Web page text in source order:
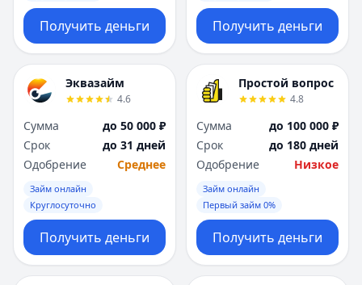
Получить деньги Получить деньги
Эквазайм
4.6
Сумма
до 50 000 ₽
Срок
до 31 дней
Одобрение
Среднее
Займ онлайн
Круглосуточно
Получить деньги
Простой вопрос
4.8
Сумма
до 100 000 ₽
Срок
до 180 дней
Одобрение
Низкое
Займ онлайн
Первый займ 0%
Получить деньги